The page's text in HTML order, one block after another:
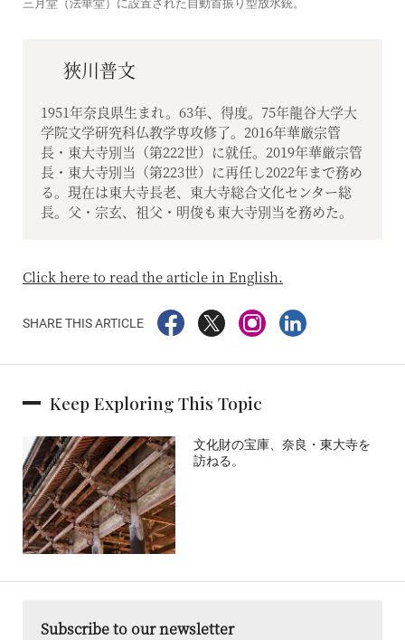
三月堂（法華堂）に設置された自動首振り型放水銃。
狹川普文
1951年奈良県生まれ。63年、得度。75年龍谷大学大
学院文学研究科仏教学専攻修了。2016年華厳宗管
長・東大寺別当（第222世）に就任。2019年華厳宗管
長・東大寺別当（第223世）に再任し2022年まで務め
る。現在は東大寺長老、東大寺総合文化センター総
長。父・宗玄、祖父・明俊も東大寺別当を務めた。
Click here to read the article in English.
SHARE THIS ARTICLE
Keep Exploring This Topic
文化財の宝庫、奈良・東大寺を
訪ねる。
Subscribe to our newsletter